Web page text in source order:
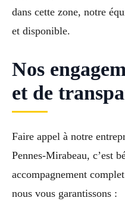
dans cette zone, notre
et disponible.
Nos
et de
Faire appel à notre
Pennes-Mirabeau, c’est
accompagnement
nous vous garantissons :